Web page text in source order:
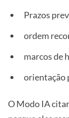
Prazos
ordem
marcos de
orientação
O Modo IA